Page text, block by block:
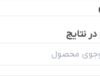
نتایج